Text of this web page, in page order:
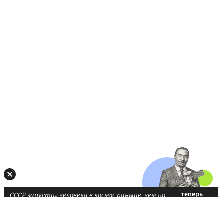
СССР запустил человека в космос раньше, чем по